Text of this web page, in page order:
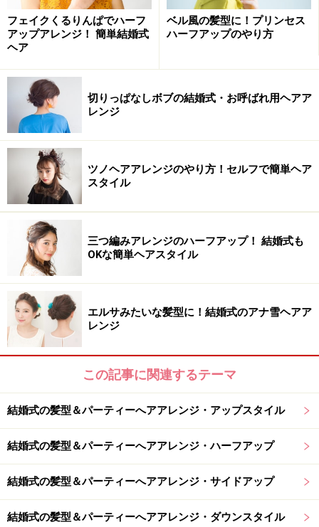
髪量：all
髪質：all
クセ：all
お団子ヘアアレンジの方法・やり方
前髪を残し、中央の髪をポニーテールに
1. 前髪を残し、中央のブロックの髪を集め、ゴールデン
ポイントのやや下側の位置でひとつ結びにします。
髪全体を縦方向に、5つに分ける
2．髪全体を縦5つにブロッキングします。ブロッキング
するときは、まず中央のブロックをモヒカン状にとって
結んだあと、左右を縦2つに分けると失敗しません。
中央にお団子を作り、毛束をねじりながら巻きつける
お団子にしてピン留め。次に、左隣のブロックの髪を外
フェイクくるりんぱでハーフ
アップアレンジ！ 簡単結婚式
ヘア
ベル風の髪型に！プリンセス
ハーフアップのやり方
切りっぱなしボブの結婚式・お呼ばれ用ヘアア
レンジ
ツノヘアアレンジのやり方！セルフで簡単ヘア
スタイル
三つ編みアレンジのハーフアップ！ 結婚式も
OKな簡単ヘアスタイル
エルサみたいな髪型に！結婚式のアナ雪ヘアア
レンジ
この記事に関連するテーマ
結婚式の髪型＆パーティーへアアレンジ・アップスタイル
結婚式の髪型＆パーティーへアアレンジ・ハーフアップ
結婚式の髪型＆パーティーへアアレンジ・サイドアップ
結婚式の髪型＆パーティーへアアレンジ・ダウンスタイル